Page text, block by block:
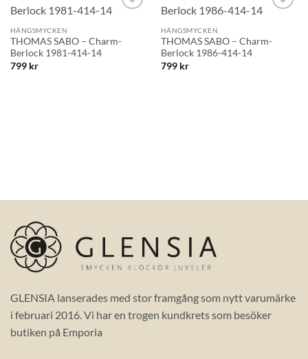
HÄNGSMYCKEN
THOMAS SABO – Charm-
Berlock 1981-414-14
799 kr
HÄNGSMYCKEN
THOMAS SABO – Charm-
Berlock 1986-414-14
799 kr
GLENSIA lanserades med stor framgång som nytt varumärke
i februari 2016. Vi har en trogen kundkrets som besöker
butiken på Emporia